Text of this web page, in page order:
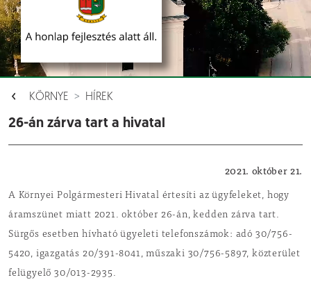
KÖRNYE HÍREK
26-án zárva tart a hivatal
2021. október 21.
A Környei Polgármesteri Hivatal értesíti az ügyfeleket, hogy
áramszünet miatt 2021. október 26-án, kedden zárva tart.
Sürgős esetben hívható ügyeleti telefonszámok: adó 30/756-
5420, igazgatás 20/391-8041, műszaki 30/756-5897, közterület
felügyelő 30/013-2935.
Aloldalak [ ]